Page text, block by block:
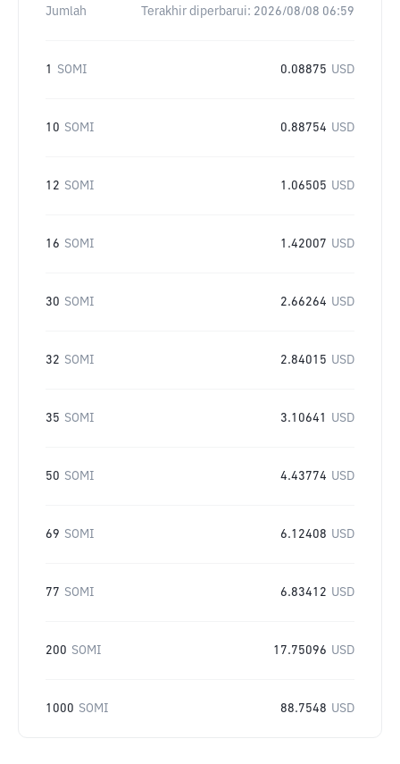
Jumlah Terakhir diperbarui: 2026/08/08 06:59
1 SOMI 0.08875 USD
10 SOMI 0.88754 USD
12 SOMI 1.06505 USD
16 SOMI 1.42007 USD
30 SOMI 2.66264 USD
32 SOMI 2.84015 USD
35 SOMI 3.10641 USD
50 SOMI 4.43774 USD
69 SOMI 6.12408 USD
77 SOMI 6.83412 USD
200 SOMI 17.75096 USD
1000 SOMI 88.7548 USD